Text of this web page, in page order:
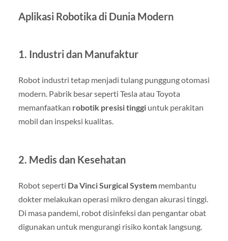
Aplikasi Robotika di Dunia Modern
1. Industri dan Manufaktur
Robot industri tetap menjadi tulang punggung otomasi
modern. Pabrik besar seperti Tesla atau Toyota
memanfaatkan robotik presisi tinggi untuk perakitan
mobil dan inspeksi kualitas.
2. Medis dan Kesehatan
Robot seperti Da Vinci Surgical System membantu
dokter melakukan operasi mikro dengan akurasi tinggi.
Di masa pandemi, robot disinfeksi dan pengantar obat
digunakan untuk mengurangi risiko kontak langsung.